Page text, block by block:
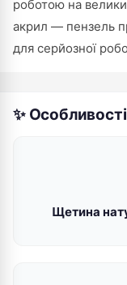
роботою на
акрил — пензель
для серйозної
✨
Щетина